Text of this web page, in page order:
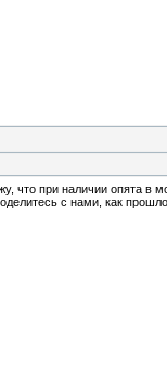
что при наличии опята
с нами, как прошло.